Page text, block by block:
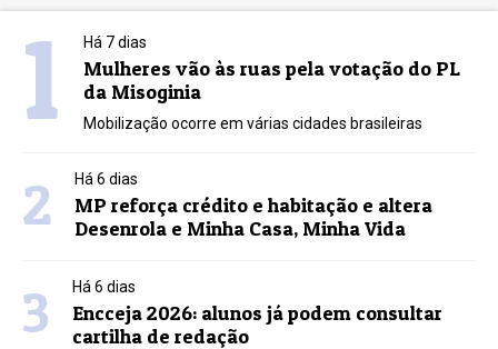
1 Há 7 dias
Mulheres vão às ruas pela votação do PL
da Misoginia
Mobilização ocorre em várias cidades brasileiras
2 Há 6 dias
MP reforça crédito e habitação e altera
Desenrola e Minha Casa, Minha Vida
3 Há 6 dias
Encceja 2026: alunos já podem consultar
cartilha de redação